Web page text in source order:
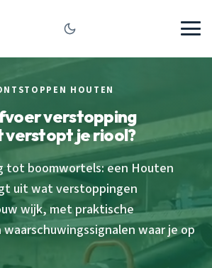
HOUTEN
verstopping
verstopt je riool?
tot boomwortels: een Houten
uit wat verstoppingen
wijk, met praktische
waar je op